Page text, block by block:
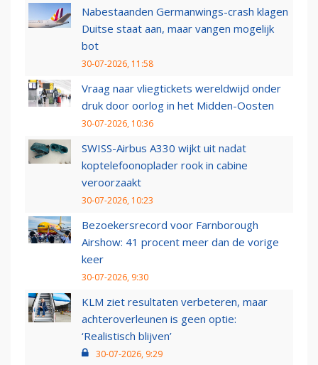
Nabestaanden Germanwings-crash klagen
Duitse staat aan, maar vangen mogelijk
bot
30-07-2026, 11:58
Vraag naar vliegtickets wereldwijd onder
druk door oorlog in het Midden-Oosten
30-07-2026, 10:36
SWISS-Airbus A330 wijkt uit nadat
koptelefoonoplader rook in cabine
veroorzaakt
30-07-2026, 10:23
Bezoekersrecord voor Farnborough
Airshow: 41 procent meer dan de vorige
keer
30-07-2026, 9:30
KLM ziet resultaten verbeteren, maar
achteroverleunen is geen optie:
‘Realistisch blijven’
30-07-2026, 9:29